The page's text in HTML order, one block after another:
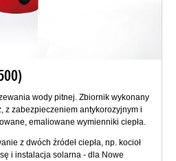
wody pitnej. Zbiornik wykonany
z zabezpieczeniem antykorozyjnym i
emaliowane wymienniki ciepła.
z dwóch źródeł ciepła, np. kocioł
i instalacja solarna - dla Nowe